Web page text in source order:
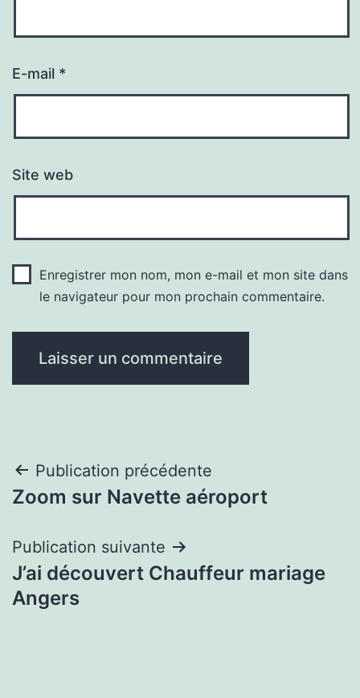
E-mail *
Site web
Enregistrer mon nom, mon e-mail et mon site dans
le navigateur pour mon prochain commentaire.
Navigation
de
l’article
Publication précédente
Zoom sur Navette aéroport
Publication suivante
J’ai découvert Chauffeur mariage
Angers